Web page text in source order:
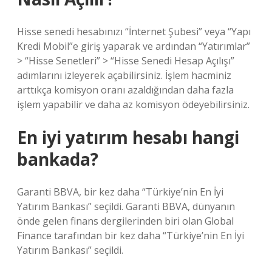
Hisse senedi hesabınızı “İnternet Şubesi” veya “Yapı
Kredi Mobil”e giriş yaparak ve ardından “Yatırımlar”
> “Hisse Senetleri” > “Hisse Senedi Hesap Açılışı”
adımlarını izleyerek açabilirsiniz. İşlem hacminiz
arttıkça komisyon oranı azaldığından daha fazla
işlem yapabilir ve daha az komisyon ödeyebilirsiniz.
En iyi yatırım hesabı hangi
bankada?
Garanti BBVA, bir kez daha “Türkiye’nin En İyi
Yatırım Bankası” seçildi. Garanti BBVA, dünyanın
önde gelen finans dergilerinden biri olan Global
Finance tarafından bir kez daha “Türkiye’nin En İyi
Yatırım Bankası” seçildi.